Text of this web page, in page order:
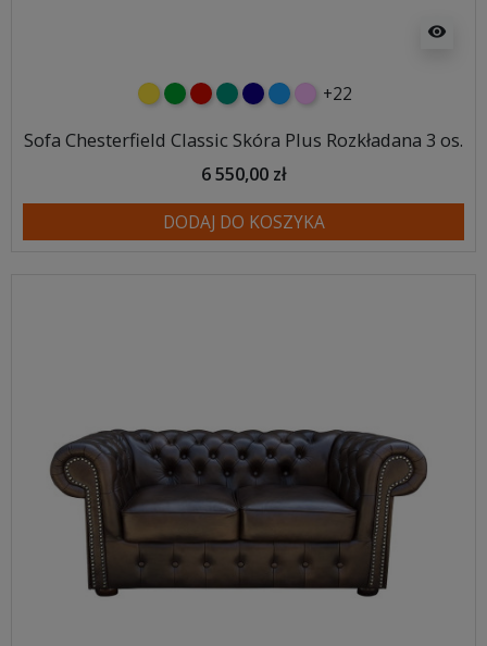
visibility
żółtyzielonyczerwony
turkusowy
granatowy
niebieski
różowy
+22
Sofa Chesterfield Classic Skóra Plus Rozkładana 3 os.
6 550,00 zł
DODAJ DO KOSZYKA